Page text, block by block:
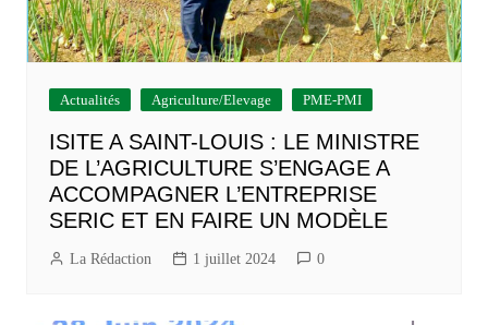
Actualités Agriculture/Elevage PME-PMI
ISITE A SAINT-LOUIS : LE MINISTRE
DE L’AGRICULTURE S’ENGAGE A
ACCOMPAGNER L’ENTREPRISE
SERIC ET EN FAIRE UN MODÈLE
La Rédaction 1 juillet 2024 0